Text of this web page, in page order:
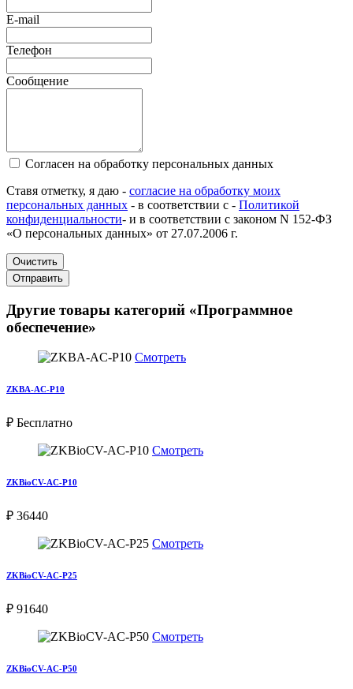
E-mail
Телефон
Сообщение
Согласен на обработку персональных данных
Ставя отметку, я даю - согласие на обработку моих
персональных данных - в соответствии с - Политикой
конфиденциальности- и в соответствии с законом N 152-ФЗ
«О персональных данных» от 27.07.2006 г.
Очистить
Отправить
Другие товары категорий «Программное
обеспечение»
Смотреть
ZKBA-AC-P10
₽ Бесплатно
Смотреть
ZKBioCV-AC-P10
₽ 36440
Смотреть
ZKBioCV-AC-P25
₽ 91640
Смотреть
ZKBioCV-AC-P50